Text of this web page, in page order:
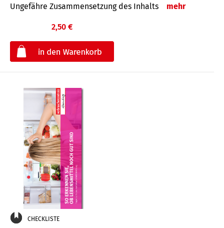
Ungefähre Zusammensetzung des Inhalts mehr
2,50 €
CHECKLISTE